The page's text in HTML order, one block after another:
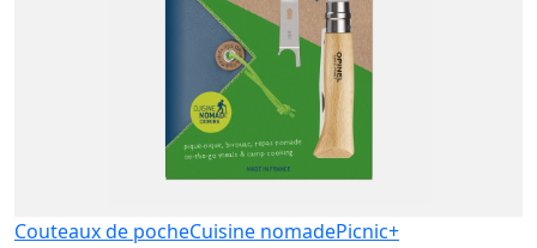
Couteaux de pocheCuisine nomadePicnic+